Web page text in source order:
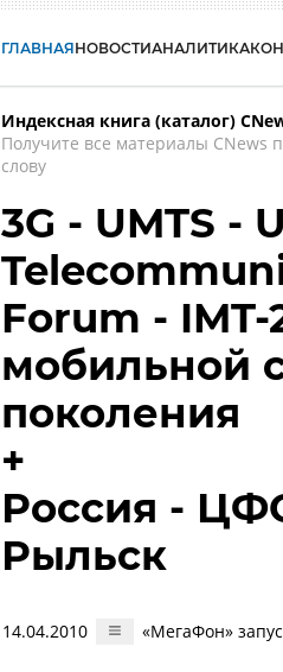
ГЛАВНАЯНОВОСТИАНАЛИТИКА
Индексная книга (каталог)
Получите все материалы CNews
слову
3G - UMTS -
Forum -
мобильной
поколения
+
Россия -
Рыльск
14.04.2010 «МегаФон»